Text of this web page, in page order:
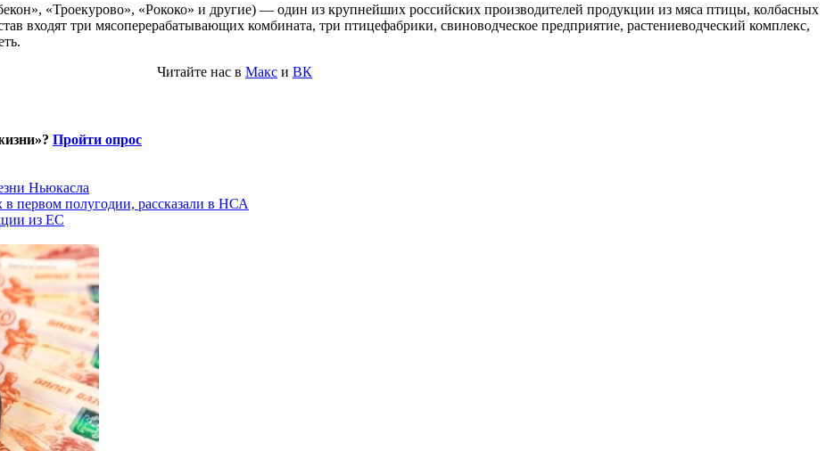
«Троекурово», «Рококо» и другие) — один из крупнейших российских производителей продукции из мяса птицы, колбасных
входят три мясоперерабатывающих комбината, три птицефабрики, свиноводческое предприятие, растениеводческий комплекс,
Читайте нас в Макс и ВК
Пройти опрос
Ньюкасла
первом полугодии, рассказали в НСА
из ЕС